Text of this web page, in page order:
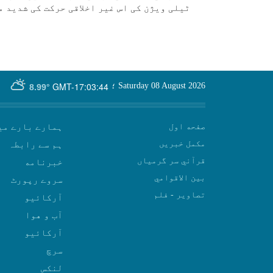
ٹيلی ويژن كی اس غير اخلاقی حركت كی
GMT-17:03:44
8.99° Saturday 08 August 2026 ؛
صفحه اول
مکمل خبریں
قرآني سر گرمياں
بين الاقوامي
تصاوير - فلم
ہمارے بارے
ہم سے رابطہ
سروے رپورٹ
آرکائیو
آب و هوا
سرچ
لنکس